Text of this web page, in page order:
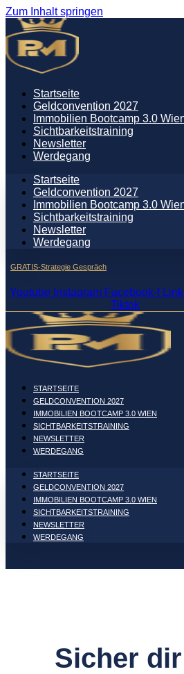
Zum Inhalt springen
Startseite
Geldconvention 2027
Immobilien Bootcamp 3.0
Sichtbarkeitstraining
Newsletter
Werdegang
Startseite
Geldconvention 2027
Immobilien Bootcamp 3.0
Sichtbarkeitstraining
Newsletter
Werdegang
GRATIS-Strategie Gespräch
Youtube Instagram Facebook-f
Tiktok
STARTSEITE
GELDCONVENTION 2027
IMMOBILIEN BOOTCAMP 3.0 WIEN
SICHTBARKEITSTRAINING
NEWSLETTER
WERDEGANG
STARTSEITE
GELDCONVENTION 2027
IMMOBILIEN BOOTCAMP 3.0 WIEN
SICHTBARKEITSTRAINING
NEWSLETTER
WERDEGANG
Sicher